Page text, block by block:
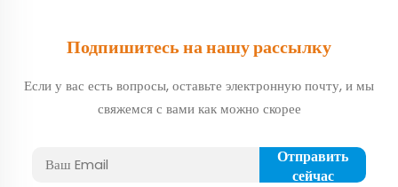
Подпишитесь на нашу рассылку
Если у вас есть вопросы, оставьте электронную почту, и мы
свяжемся с вами как можно скорее
Отправить
сейчас